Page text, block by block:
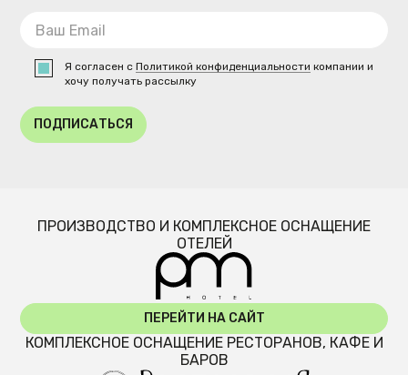
Я согласен сПолитикой конфиденциальности компании и
хочу получать рассылку
ПОДПИСАТЬСЯ
ПРОИЗВОДСТВО И КОМПЛЕКСНОЕ ОСНАЩЕНИЕ
ОТЕЛЕЙ
ПЕРЕЙТИ НА САЙТ
КОМПЛЕКСНОЕ ОСНАЩЕНИЕ РЕСТОРАНОВ, КАФЕ И
БАРОВ